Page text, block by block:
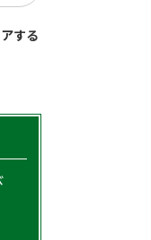
する